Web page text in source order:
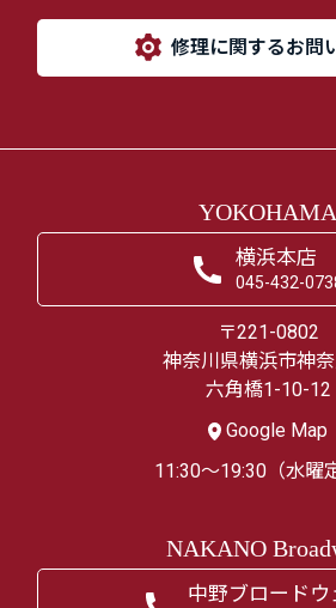
修理に関するお問
YOKOHAMA
横浜本店
045-432-
〒221-0802
神奈川県横浜市神
六角橋1-10-12
Google Map
11:30～19:30（水曜
NAKANO
中野ブロードウ